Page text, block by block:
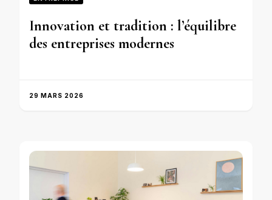
Innovation et tradition : l’équilibre
des entreprises modernes
29 MARS 2026